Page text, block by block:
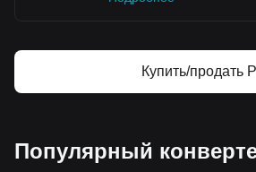
Купить/продать PI
Популярный